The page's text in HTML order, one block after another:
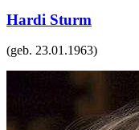
Hardi Sturm
(geb. 23.01.1963)